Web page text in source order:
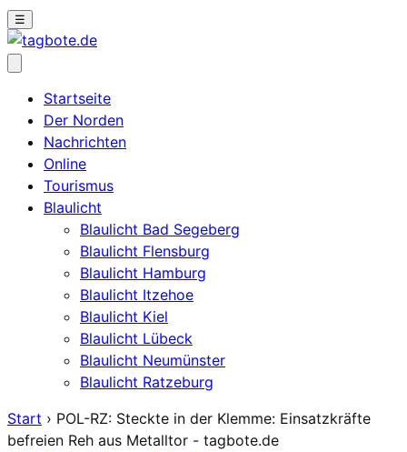
☰
Startseite
Der Norden
Nachrichten
Online
Tourismus
Blaulicht
Blaulicht Bad Segeberg
Blaulicht Flensburg
Blaulicht Hamburg
Blaulicht Itzehoe
Blaulicht Kiel
Blaulicht Lübeck
Blaulicht Neumünster
Blaulicht Ratzeburg
Start › POL-RZ: Steckte in der Klemme: Einsatzkräfte
befreien Reh aus Metalltor - tagbote.de